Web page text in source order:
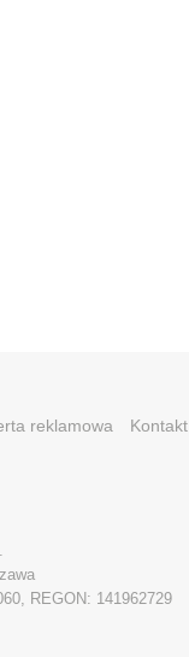
reklamowa Kontakt
REGON: 141962729